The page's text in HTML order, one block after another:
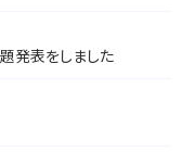
発表をしました